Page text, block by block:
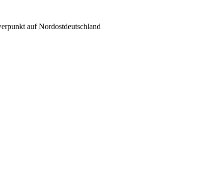
auf Nordostdeutschland